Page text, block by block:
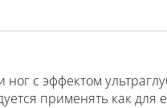
с эффектом
применять как для